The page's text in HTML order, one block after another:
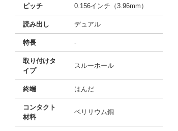
ピッチ 0.156インチ（3.96mm）
読み出し デュアル
特長 -
取り付けタ
イプ
スルーホール
終端 はんだ
コンタクト
材料
ベリリウム銅